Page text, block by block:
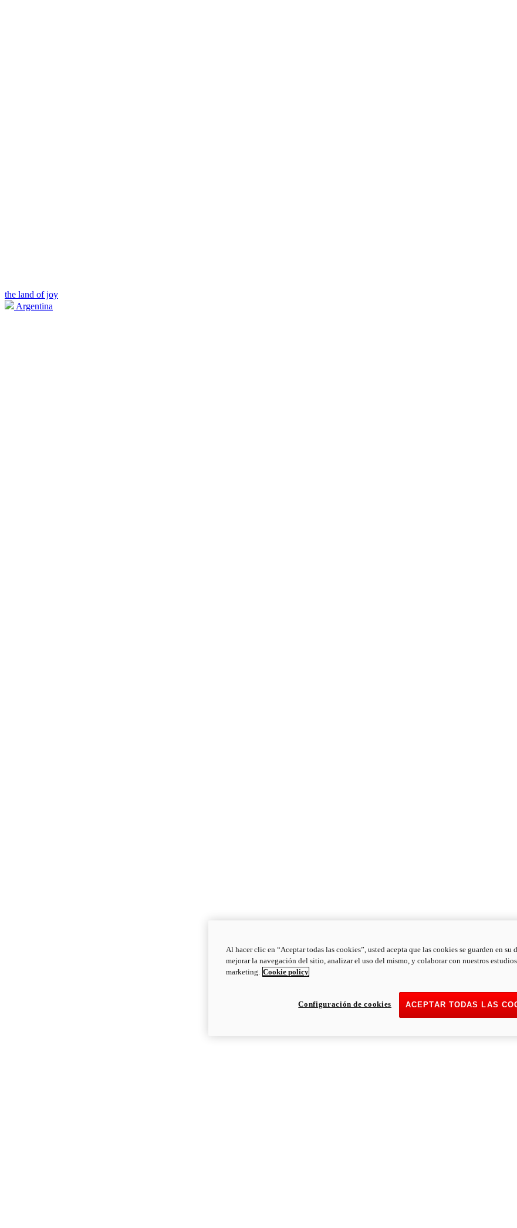
the land of joy
Argentina
Al hacer clic en “Aceptar todas las cookies”, usted acepta que las cookies se guarden en su
mejorar la navegación del sitio, analizar el uso del mismo, y colaborar con nuestros
marketing. Cookie policy
ACEPTAR TODAS LAS
Configuración de cookies